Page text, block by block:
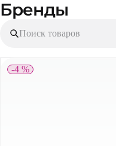
Бренды
Поиск товаров
-4 %